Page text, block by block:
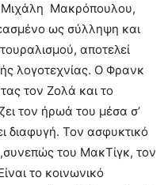
Μιχάλη Μακρόπουλου,
ως σύλληψη και
αποτελεί
λογοτεχνίας. Ο Φρανκ
τον Ζολά και το
τον ήρωά του μέσα σ’
διαφυγή. Τον ασφυκτικό
του ΜακΤίγκ, τον
το κοινωνικό